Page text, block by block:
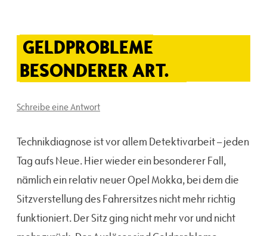
GELDPROBLEME
BESONDERER ART.
Schreibe eine Antwort
Technikdiagnose ist vor allem Detektivarbeit – jeden
Tag aufs Neue. Hier wieder ein besonderer Fall,
nämlich ein relativ neuer Opel Mokka, bei dem die
Sitzverstellung des Fahrersitzes nicht mehr richtig
funktioniert. Der Sitz ging nicht mehr vor und nicht